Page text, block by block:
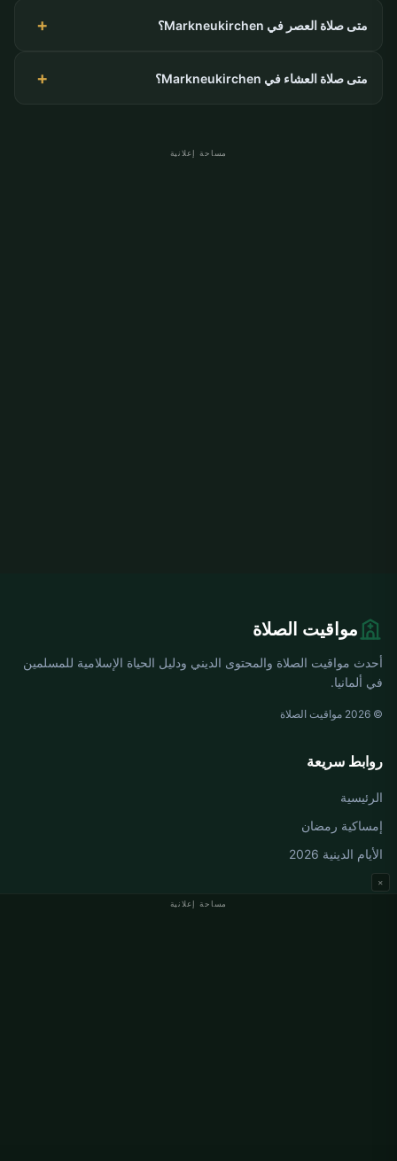
متى صلاة العصر في Markneukirchen؟
متى صلاة العشاء في Markneukirchen؟
مساحة إعلانية
مساحة إعلانية
×
مواقيت الصلاة
أحدث مواقيت الصلاة والمحتوى الديني ودليل الحياة الإسلامية للمسلمين
في ألمانيا.
© 2026 مواقيت الصلاة
روابط سريعة
الرئيسية
إمساكية رمضان
الأيام الدينية 2026